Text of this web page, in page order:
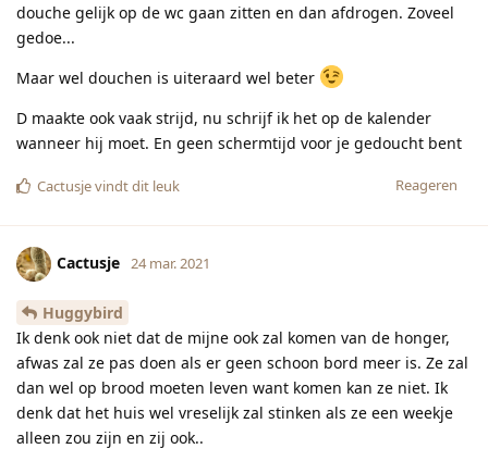
douche gelijk op de wc gaan zitten en dan afdrogen. Zoveel
gedoe...
Maar wel douchen is uiteraard wel beter
D maakte ook vaak strijd, nu schrijf ik het op de kalender
wanneer hij moet. En geen schermtijd voor je gedoucht bent
Reageren
Cactusjevindt dit leuk
Cactusje 24 mar. 2021
Huggybird
Ik denk ook niet dat de mijne ook zal komen van de honger,
afwas zal ze pas doen als er geen schoon bord meer is. Ze zal
dan wel op brood moeten leven want komen kan ze niet. Ik
denk dat het huis wel vreselijk zal stinken als ze een weekje
alleen zou zijn en zij ook..